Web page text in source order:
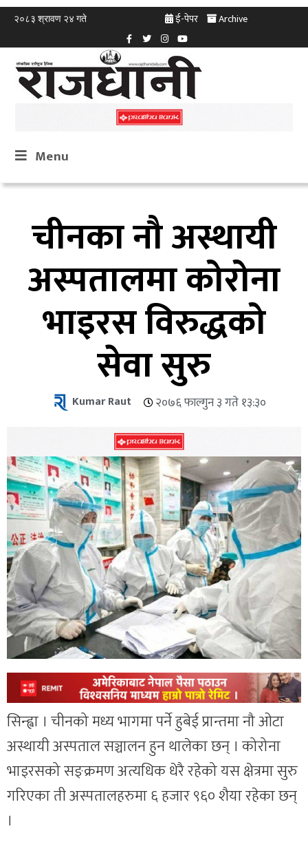
२०८३ श्रावण २४ गते ई-पेपर Archive
Menu
चीनका नौ अस्थायी
अस्पतालमा कोरोना
भाइरस विरुद्धको
सेवा सुरु
Kumar Raut २०७६ फाल्गुन ३ गते १३:३०
सिन्ह्वा । चीनको मध्य भागमा पर्ने हुबेई प्रान्तमा नौ ओटा
अस्थायी अस्पताल सञ्चालन हुन थालेका छन् । कोरोना
भाइरसको सङ्क्रमण अत्यधिक धेरै रहेको यस क्षेत्रमा सुरु
गरिएका ती अस्पतालहरुमा ६ हजार ९६० शैया रहेका छन्
।